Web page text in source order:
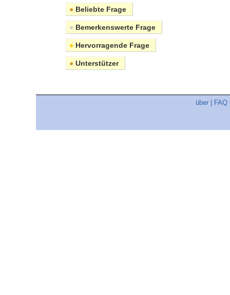
● Beliebte Frage
● Bemerkenswerte Frage
● Hervorragende Frage
● Unterstützer
über FAQ